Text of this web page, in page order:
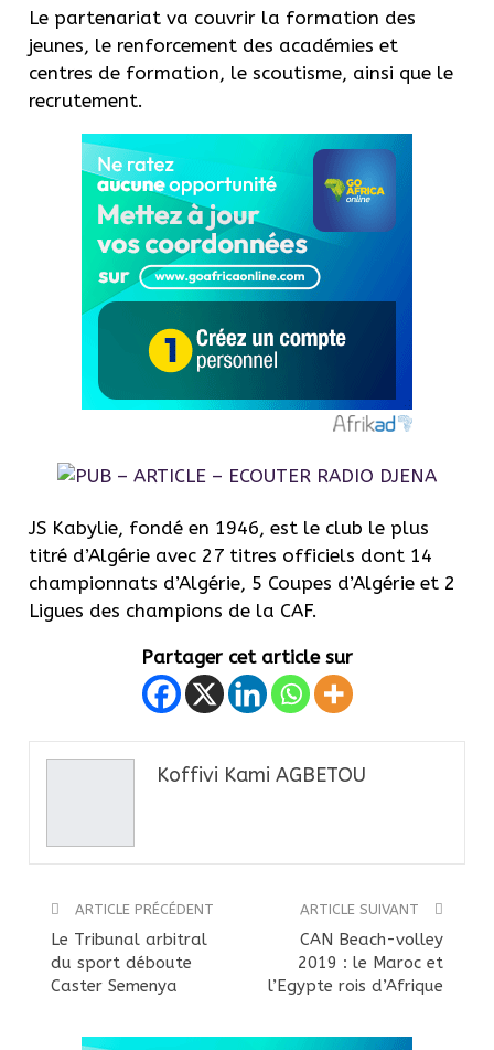
Le partenariat va couvrir la formation des
jeunes, le renforcement des académies et
centres de formation, le scoutisme, ainsi que le
recrutement.
JS Kabylie, fondé en 1946, est le club le plus
titré d’Algérie avec 27 titres officiels dont 14
championnats d’Algérie, 5 Coupes d’Algérie et 2
Ligues des champions de la CAF.
Partager cet article sur
Koffivi Kami AGBETOU
ARTICLE PRÉCÉDENT
Le Tribunal arbitral
du sport déboute
Caster Semenya
ARTICLE SUIVANT
CAN Beach-volley
2019 : le Maroc et
l’Egypte rois d’Afrique